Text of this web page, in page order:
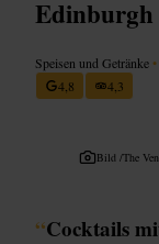
Edinburgh
Speisen und Getränke •
4,8
4,3
Bild /The
“Cocktails